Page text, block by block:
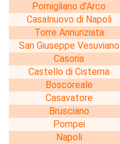
Pomigliano d'Arco
Casalnuovo di Napoli
Torre Annunziata
San Giuseppe Vesuviano
Casoria
Castello di Cisterna
Boscoreale
Casavatore
Brusciano
Pompei
Napoli